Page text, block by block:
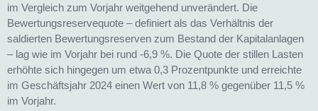
im Vergleich zum Vorjahr weitgehend unverändert. Die
Bewertungsreservequote – definiert als das Verhältnis der
saldierten Bewertungsreserven zum Bestand der Kapitalanlagen
– lag wie im Vorjahr bei rund -6,9 %. Die Quote der stillen Lasten
erhöhte sich hingegen um etwa 0,3 Prozentpunkte und erreichte
im Geschäftsjahr 2024 einen Wert von 11,8 % gegenüber 11,5 %
im Vorjahr.